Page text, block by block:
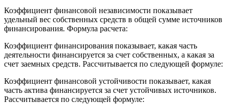
Коэффициент финансовой независимости показывает
удельный вес собственных средств в общей сумме источников
финансирования. Формула расчета:
Коэффициент финансирования показывает, какая часть
деятельности финансируется за счет собственных, а какая за
счет заемных средств. Рассчитывается по следующей формуле:
Коэффициент финансовой устойчивости показывает, какая
часть актива финансируется за счет устойчивых источников.
Рассчитывается по следующей формуле: